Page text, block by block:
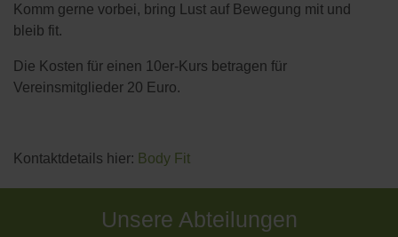
Komm gerne vorbei, bring Lust auf Bewegung mit und
bleib fit.
Die Kosten für einen 10er-Kurs betragen für
Vereinsmitglieder 20 Euro.
Kontaktdetails hier: Body Fit
Unsere Abteilungen